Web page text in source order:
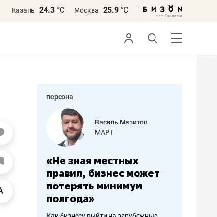
Казань 24.3 °С Москва 25.9 °С
персона
работа
Василь Мазитов
МАРТ
«Не зная местных
правил, бизнес может
потерять минимум
полгода»